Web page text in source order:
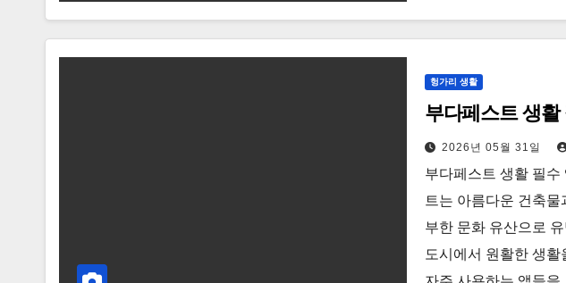
헝가리 생활
부다페스트 생활
2026년 05월 31일
부다페스트 생활 필수
트는 아름다운 건축
부한 문화 유산으로
도시에서 원활한 생활